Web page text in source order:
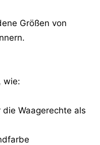
Größen von
wie:
Waagerechte als